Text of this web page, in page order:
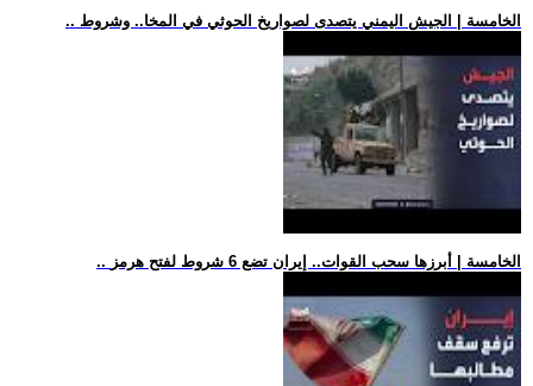
.. الخامسة | الجيش اليمني يتصدى لصواريخ الحوثي في المخا.. وشروط
.. الخامسة | أبرزها سحب القوات.. إيران تضع 6 شروط لفتح هرمز